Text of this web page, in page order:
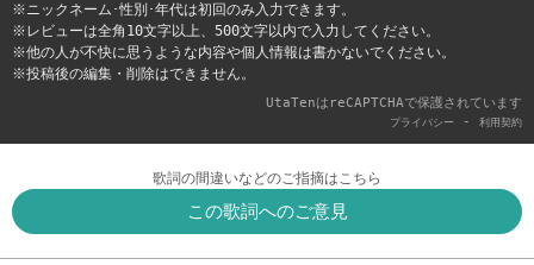
※ニックネーム･性別･年代は初回のみ入力できます。
※レビューは全角10文字以上、500文字以内で入力してください。
※他の人が不快に思うような内容や個人情報は書かないでください。
※投稿後の編集・削除はできません。
UtaTenはreCAPTCHAで保護されています
プライバシー - 利用契約
歌詞の間違いなどのご指摘はこちら
この歌詞へのご意見